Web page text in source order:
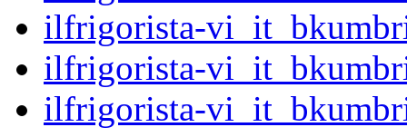
ilfrigorista-
ilfrigorista-
ilfrigorista-